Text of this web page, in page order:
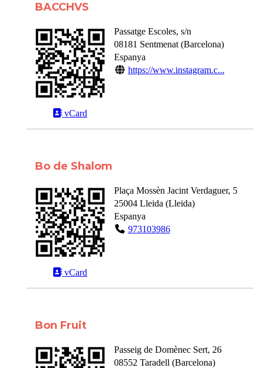
BACCHVS
vCard
Passatge Escoles, s/n
08181 Sentmenat(Barcelona)
Espanya
https://www.instagram.c...
Bo de Shalom
vCard
Plaça Mossèn Jacint Verdaguer, 5
25004 Lleida (Lleida)
Espanya
973103986
Bon Fruit
Passeig de Domènec Sert, 26
08552 Taradell (Barcelona)